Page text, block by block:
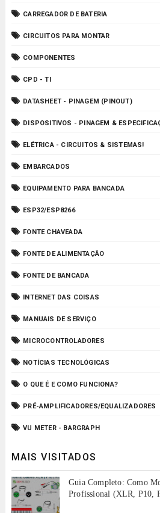
CARREGADOR DE BATERIA
CIRCUITOS PARA MONTAR
COMPONENTES
CPD - TI
DATASHEET - PINAGEM (PINOUT)
DISPOSITIVOS - PINAGEM &
ELÉTRICA - CIRCUITOS & SISTEMAS!
EMBARCADOS
EQUIPAMENTO PARA BANCADA
ESP32/ESP8266
FONTE CHAVEADA
FONTE DE ALIMENTAÇÃO
FONTE DE BANCADA
INTERNET DAS COISAS
MANUAIS DE SERVIÇO
MICROCONTROLADORES
NOTÍCIAS TECNOLÓGICAS
O QUE É E COMO FUNCIONA?
PRÉ-AMPLIFICADORES/EQUALIZADORES
VU METER - BARGRAPH
MAIS VISITADOS
Guia Completo: Como
Profissional (XLR, P10,